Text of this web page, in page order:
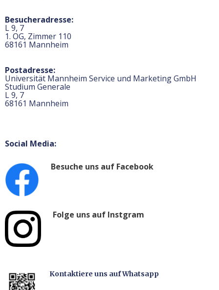
Besucheradresse:
L 9, 7
1. OG, Zimmer 110
68161 Mannheim
Postadresse:
Universität Mannheim Service und Marketing GmbH
Studium Generale
L 9, 7
68161 Mannheim
Social Media:
Besuche uns auf Facebook
Folge uns auf Instgram
Kontaktiere uns auf Whatsapp